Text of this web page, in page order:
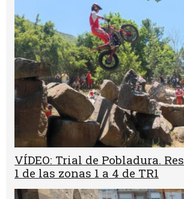
VÍDEO: Trial de Pobladura.
1 de las zonas 1 a 4 de TR1